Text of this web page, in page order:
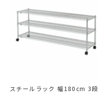
スチールラック 幅180cm 3段